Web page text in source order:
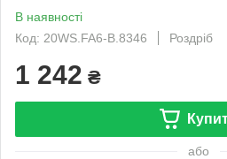
В наявності
Код: 20WS.FA6-B.8346
Роздріб
1 242 ₴
або